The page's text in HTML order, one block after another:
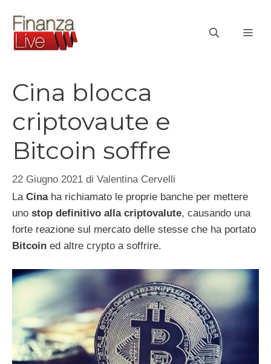
contenuto
Cina blocca
criptovaute e
Bitcoin soffre
22 Giugno 2021 di Valentina Cervelli
La Cinaha richiamato le proprie banche per mettere
uno stop definitivo alla criptovalute, causando una
forte reazione sul mercato delle stesse che ha portato
Bitcoin ed altre crypto a soffrire.